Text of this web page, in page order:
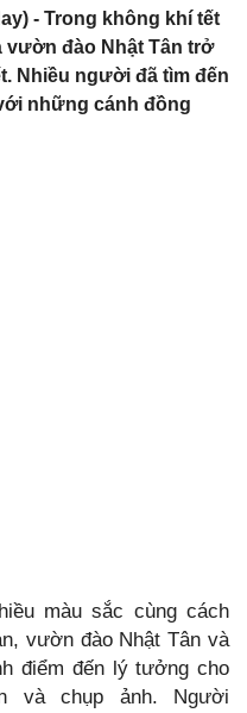
- Trong không khí tết
vườn đào Nhật Tân trở
Nhiều người đã tìm đến
những cánh đồng
màu sắc cùng cách
vườn đào Nhật Tân và
điểm đến lý tưởng cho
và chụp ảnh. Người